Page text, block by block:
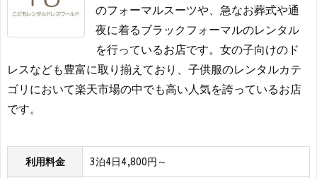
のフォーマルスーツや、急なお葬式や通
夜に着るブラックフォーマルのレンタル
を行っているお店です。女の子向けのド
レスなども豊富に取り揃えており、子供服のレンタルカテ
ゴリにおいて楽天市場の中でも高い人気を誇っているお店
です。
利用料金 3泊4日4,800円～